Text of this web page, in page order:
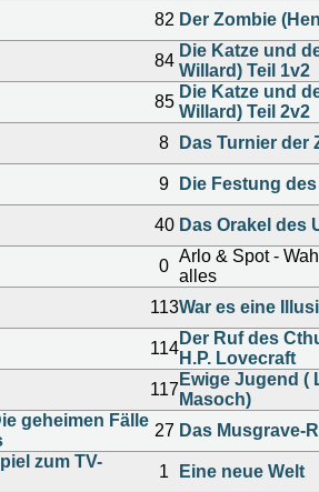
82 Der Zombie
84
Die Katze und
Willard) Teil 1v2
85
Die Katze und
Willard) Teil 2v2
8 Das Turnier der
9 Die Festung
40 Das Orakel des
0
Arlo & Spot -
alles
113War es eine
114
Der Ruf des
H.P. Lovecraft
117
Ewige Jugend (
Masoch)
geheimen Fälle
27 Das Musgrave-
zum TV-
1 Eine neue Welt